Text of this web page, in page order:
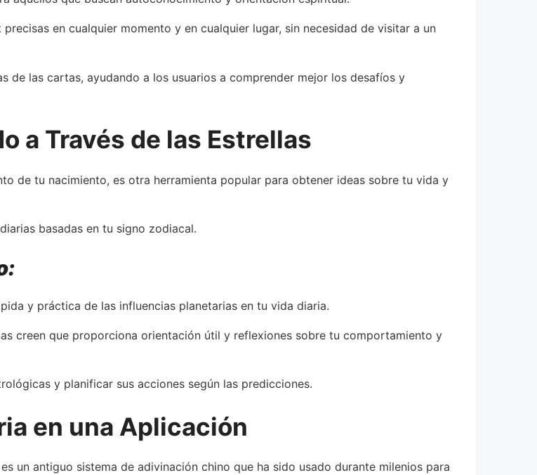
en cualquier momento y en cualquier lugar, sin necesidad de visitar a un
de las cartas, ayudando a los usuarios a comprender mejor los desafíos y
a Través de las Estrellas
de tu nacimiento, es otra herramienta popular para obtener ideas sobre tu vida y
basadas en tu signo zodiacal.
y práctica de las influencias planetarias en tu vida diaria.
creen que proporciona orientación útil y reflexiones sobre tu comportamiento y
y planificar sus acciones según las predicciones.
en una Aplicación
un antiguo sistema de adivinación chino que ha sido usado durante milenios para